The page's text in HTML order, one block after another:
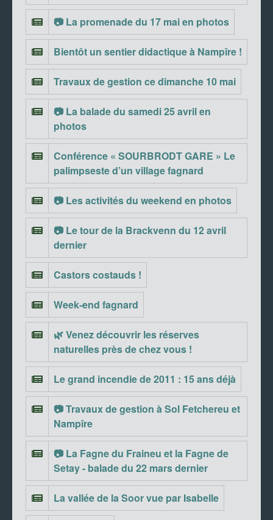
📷 La promenade du 17 mai en photos
Bientôt un sentier didactique à Nampîre !
Travaux de gestion ce dimanche 10 mai
📷 La balade du samedi 25 avril en
photos
Conférence « SOURBRODT GARE » Le
palimpseste d’un village fagnard
📷 Les activités du weekend en photos
📷 Le tour de la Brackvenn du 12 avril
dernier
Castors costauds !
Week-end fagnard
🌿 Venez découvrir les réserves
naturelles près de chez vous !
Le grand incendie de 2011 : 15 ans déjà
📷 Travaux de gestion à Sol Fetchereu et
Nampîre
📷 La Fagne du Fraineu et la Fagne de
Setay - balade du 22 mars dernier
La vallée de la Soor vue par Isabelle